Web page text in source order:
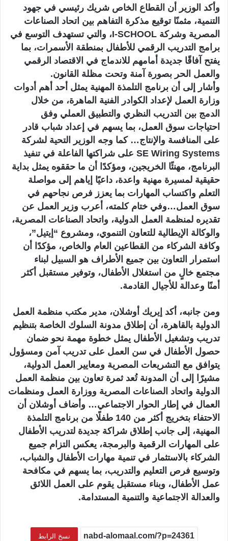
وأكد الوزير أن القطاع الخاص شريك رئيسي في جهود
التنمية، مثمنًا توقيع مذكرة التفاهم بين اتحاد الصناعات
المصرية وشركة I-SCHOOL، والتي تستهدف التوسع في
برامج التدريب الرقمي للأطفال بمنطقة الأسمرات، بما
يفتح آفاقًا جديدة أمامهم للاندماج في الاقتصاد الرقمي
والعمل الحر بصورة آمنة وتحت مظلة القانون.
وأشار إلى أن برنامج التلمذة المهنية يمثل أحد أهم أدوات
وزارة العمل لإعداد الكوادر الفنية الماهرة، من خلال
الدمج بين التدريب النظري والتطبيق العملي وفق
احتياجات سوق العمل، بما يسهم في إعداد شباب قادر
على المنافسة والإنتاج… كما وجه الوزير التحية لشركة
SE Wiring Systems على شراكتها الفاعلة في تنفيذ
البرنامج، مهنئًا الخريجين، ومؤكدًا أن ما حققوه يمثل بداية
حقيقية لمسيرة مهنية واعدة، داعيًا إياهم إلى مواصلة
التعلم واكتساب المهارات بما يعزز فرص نجاحهم في
سوق العمل…وفي ختام كلمته، أعرب وزير العمل عن
تقديره لمنظمة العمل الدولية، واتحاد الصناعات المصرية،
والوكالة الإيطالية للتعاون التنموي، ومشروع “إيتيل”،
وكافة الشركاء من القطاعين العام والخاص، مؤكدًا أن
استمرار التعاون بين جميع الأطراف هو السبيل لبناء
مجتمع خالٍ من استغلال الأطفال، وتوفير مستقبل أكثر
أمنًا وعدالة للأجيال القادمة.
ومن جانبه، أكد إيريك أوشلان، مدير مكتب منظمة العمل
الدولية بالقاهرة، أن إطلاق مدونة السلوك الخاصة بتنظيم
تدريب وتشغيل الأطفال يمثل خطوة مهمة نحو ضمان
حصول الأطفال في سن العمل على تدريب آمن ومسؤول
يتوافق مع التشريعات المصرية ومعايير العمل الدولية،
مشيرًا إلى أن المدونة تُعد ثمرة تعاون بين منظمة العمل
الدولية واتحاد الصناعات المصرية ووزارة العمل ومنظمات
العمال في إطار الحوار الاجتماعي… وأضاف أوشلان أن
الاحتفاء بتخريج أكثر من 140 طفلًا من برنامج التلمذة
المهنية، إلى جانب إطلاق شراكة جديدة لتدريب الأطفال
على المهارات الرقمية والبرمجة، يعكس التزام جميع
الشركاء بالاستثمار في تنمية مهارات الأطفال والشباب،
وتوسيع فرص التعليم والتدريب، بما يسهم في مكافحة
عمل الأطفال، وبناء مستقبل يقوم على العمل اللائق
والعدالة الاجتماعية والتنمية المستدامة.
نسخ الرابط